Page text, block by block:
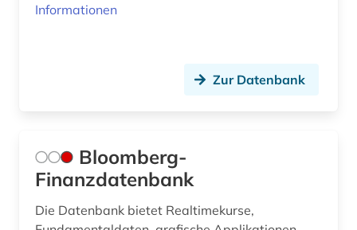
Informationen
Zur Datenbank
Bloomberg-
Finanzdatenbank
Die Datenbank bietet Realtimekurse,